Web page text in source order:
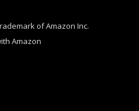
of Amazon Inc.
Amazon